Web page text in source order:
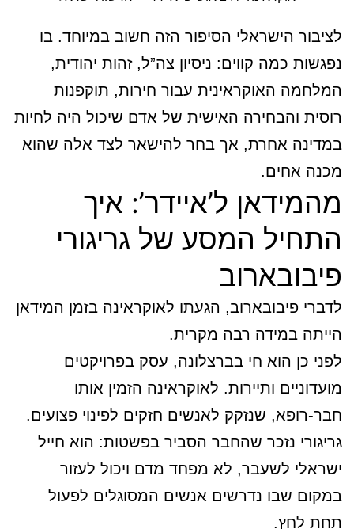
לציבור הישראלי הסיפור הזה חשוב במיוחד. בו
נפגשות כמה קווים: ניסיון צה”ל, זהות יהודית,
המלחמה האוקראינית עבור חירות, תוקפנות
רוסית והבחירה האישית של אדם שיכול היה לחיות
במדינה אחרת, אך בחר להישאר לצד אלה שהוא
מכנה אחים.
מהמידאן ל’איידר’: איך
התחיל המסע של גריגורי
פיבובארוב
לדברי פיבובארוב, הגעתו לאוקראינה בזמן המידאן
הייתה במידה רבה מקרית.
לפני כן הוא חי בברצלונה, עסק בפרויקטים
מועדוניים ותיירות. לאוקראינה הזמין אותו
חבר-רופא, שנזקק לאנשים חזקים לפינוי פצועים.
גריגורי נזכר שהחבר הסביר בפשטות: הוא חייל
ישראלי לשעבר, לא מפחד מדם ויכול לעזור
במקום שבו נדרשים אנשים המסוגלים לפעול
תחת לחץ.